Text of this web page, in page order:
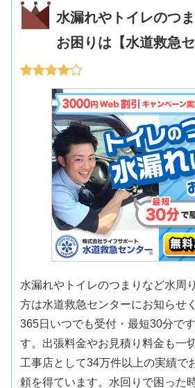
水漏れやトイレのつ
お困りは【水道救急セ
水漏れやトイレのつまりなど水周
方は水道救急センターにお知らせ
365日いつでも受付・最短30分で
す。出張料金やお見積り料金も一
工事店として34万件以上の実績で
頼を得ています。水回りで困った